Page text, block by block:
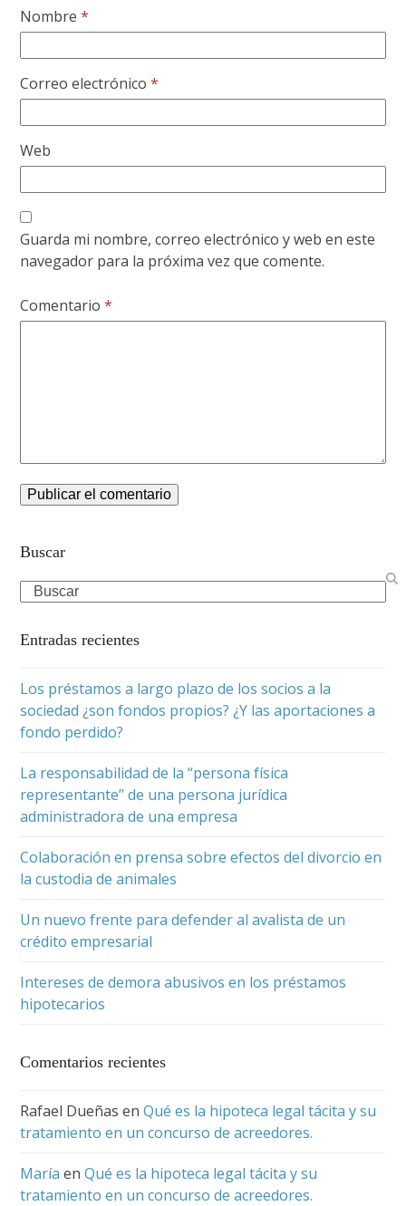
Nombre*
Correo electrónico*
Web
Guarda mi nombre, correo electrónico y web en este
navegador para la próxima vez que comente.
Comentario*
Buscar
Search
Entradas recientes
Los préstamos a largo plazo de los socios a la
sociedad ¿son fondos propios? ¿Y las aportaciones a
fondo perdido?
La responsabilidad de la “persona física
representante” de una persona jurídica
administradora de una empresa
Colaboración en prensa sobre efectos del divorcio en
la custodia de animales
Un nuevo frente para defender al avalista de un
crédito empresarial
Intereses de demora abusivos en los préstamos
hipotecarios
Comentarios recientes
Rafael Dueñas enQué es la hipoteca legal tácita y su
tratamiento en un concurso de acreedores.
María enQué es la hipoteca legal tácita y su
tratamiento en un concurso de acreedores.